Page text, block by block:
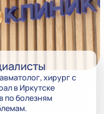
хирург с
в Иркутске
по болезням